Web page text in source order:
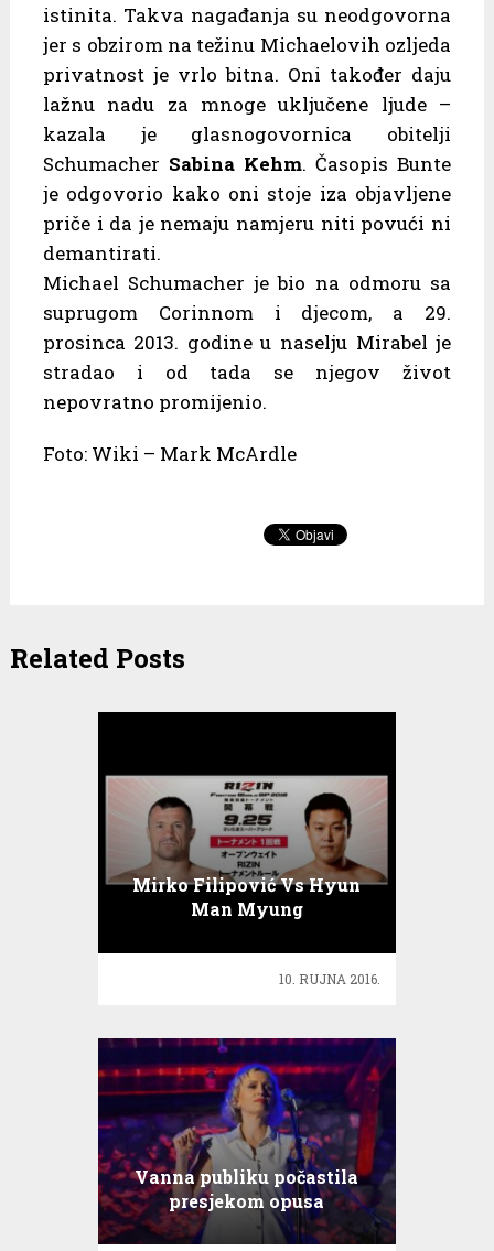
istinita. Takva nagađanja su neodgovorna
jer s obzirom na težinu Michaelovih ozljeda
privatnost je vrlo bitna. Oni također daju
lažnu nadu za mnoge uključene ljude –
kazala je glasnogovornica obitelji
Schumacher Sabina Kehm. Časopis Bunte
je odgovorio kako oni stoje iza objavljene
priče i da je nemaju namjeru niti povući ni
demantirati.
Michael Schumacher je bio na odmoru sa
suprugom Corinnom i djecom, a 29.
prosinca 2013. godine u naselju Mirabel je
stradao i od tada se njegov život
nepovratno promijenio.
Foto: Wiki – Mark McArdle
Related Posts
Mirko Filipović Vs Hyun
Man Myung
10. RUJNA 2016.
Vanna publiku počastila
presjekom opusa
dugogodišnje glazbene